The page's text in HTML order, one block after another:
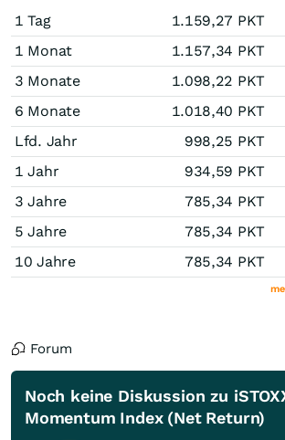
1 Tag 1.159,27 PKT
1 Monat
1.157,34 PKT
3 Monate
1.098,22 PKT
6 Monate
1.018,40 PKT
Lfd. Jahr
998,25 PKT
1 Jahr
934,59 PKT
3 Jahre
785,34 PKT
5 Jahre
785,34 PKT
10 Jahre
785,34 PKT
Forum
Noch keine Diskussion zu
Momentum Index (Net Return)